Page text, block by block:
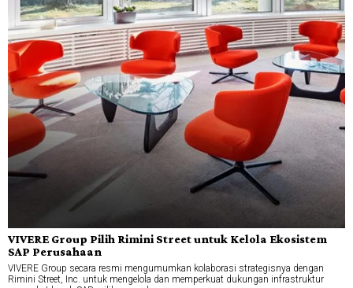
VIVERE Group Pilih Rimini Street untuk Kelola Ekosistem
SAP Perusahaan
VIVERE Group secara resmi mengumumkan kolaborasi strategisnya dengan
Rimini Street, Inc. untuk mengelola dan memperkuat dukungan infrastruktur